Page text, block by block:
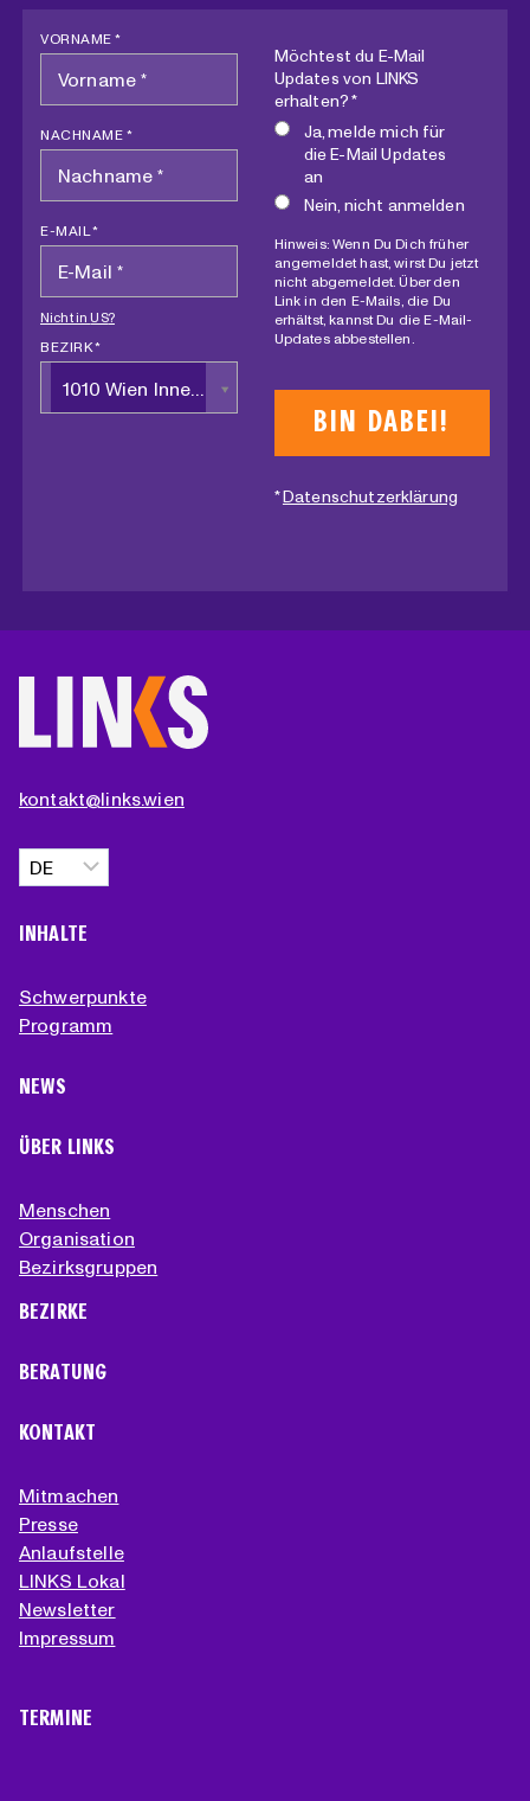
VORNAME *
NACHNAME *
E-MAIL *
Nicht inUS?
BEZIRK *
1010 Wien Innere Stadt
Möchtest du E-Mail
Updates von LINKS
erhalten? *
Ja, melde mich für
die E-Mail Updates
an
Nein, nicht anmelden
Hinweis: Wenn Du Dich früher
angemeldet hast, wirst Du jetzt
nicht abgemeldet. Über den
Link in den E-Mails, die Du
erhältst, kannst Du die E-Mail-
Updates abbestellen.
*Datenschutzerklärung
kontakt@links.wien
Sprache
auswählen
INHALTE
Schwerpunkte
Programm
NEWS
ÜBER LINKS
Menschen
Organisation
Bezirksgruppen
BEZIRKE
BERATUNG
KONTAKT
Mitmachen
Presse
Anlaufstelle
LINKS Lokal
Newsletter
Impressum
TERMINE